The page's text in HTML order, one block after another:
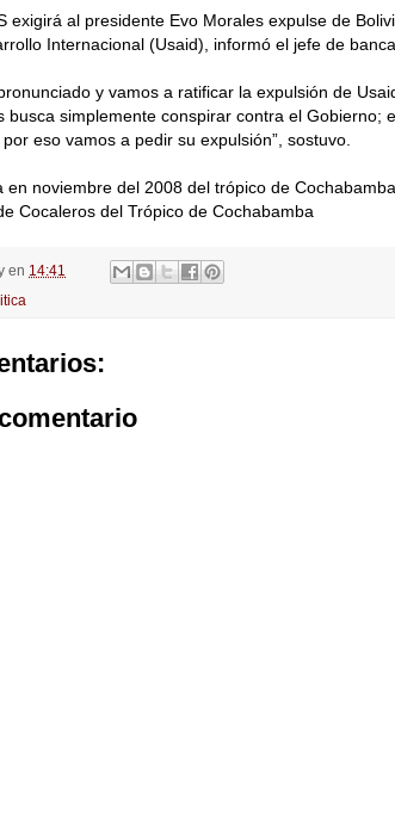
exigirá al presidente Evo Morales expulse de
Internacional (Usaid), informó el jefe de
y vamos a ratificar la expulsión de
busca simplemente conspirar contra el Gobierno;
eso vamos a pedir su expulsión”, sostuvo.
en noviembre del 2008 del trópico de
Cocaleros del Trópico de Cochabamba
en 14:41